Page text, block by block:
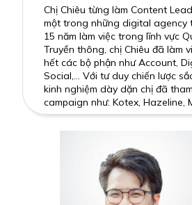
Chị Chiêu từng làm Content
một trong những digital agency
15 năm làm việc trong lĩnh vực
Truyền thông, chị Chiêu đã làm
hết các bộ phận như Account,
Social,... Với tư duy chiến lược
kinh nghiệm dày dặn chị đã
campaign như: Kotex, Hazeline,